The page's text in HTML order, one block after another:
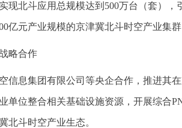
现北斗应用总规模达到500万台（套）
亿元产业规模的京津冀北斗时空产业集
略合作
信息集团有限公司等央企合作，推进其
单位整合相关基础设施资源，开展综合
北斗时空产业生态。